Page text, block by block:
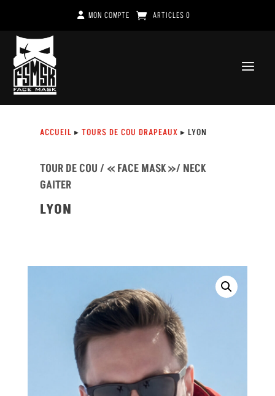
MON COMPTE ARTICLES 0
ACCUEIL ▸ TOURS DE COU DRAPEAUX ▸ LYON
TOUR DE COU / « FACE MASK »/ NECK
GAITER
LYON